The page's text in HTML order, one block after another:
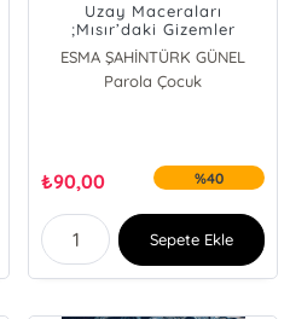
Uzay Maceraları
;Mısır’daki Gizemler
ESMA ŞAHİNTÜRK GÜNEL
Parola Çocuk
₺90,00 %40
Sepete Ekle